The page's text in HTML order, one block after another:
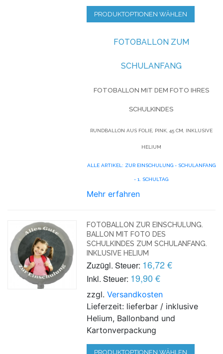
PRODUKTOPTIONEN WÄHLEN
FOTOBALLON ZUM
SCHULANFANG
FOTOBALLON MIT DEM FOTO IHRES
SCHULKINDES
RUNDBALLON AUS FOLIE, PINK, 45 CM, INKLUSIVE
HELIUM
ALLE ARTIKEL: ZUR EINSCHULUNG - SCHULANFANG
- 1. SCHULTAG
Mehr erfahren
FOTOBALLON ZUR EINSCHULUNG.
BALLON MIT FOTO DES
SCHULKINDES ZUM SCHULANFANG.
INKLUSIVE HELIUM
Zuzügl. Steuer: 16,72 €
Inkl. Steuer: 19,90 €
zzgl.Versandkosten
Lieferzeit: lieferbar / inklusive
Helium, Ballonband und
Kartonverpackung
PRODUKTOPTIONEN WÄHLEN